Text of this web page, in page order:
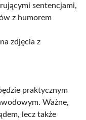
sentencjami,
z humorem
zdjęcia z
praktycznym
Ważne,
lecz także